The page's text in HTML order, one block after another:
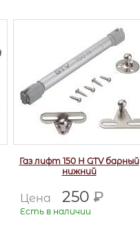
Газ лифт 150 Н GTV барный
нижний
Цена 250 Р
Есть в наличии